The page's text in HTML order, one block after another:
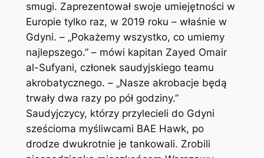
smugi. Zaprezentował swoje umiejętności w
Europie tylko raz, w 2019 roku – właśnie w
Gdyni. – „Pokażemy wszystko, co umiemy
najlepszego.” – mówi kapitan Zayed Omair
al-Sufyani, członek saudyjskiego teamu
akrobatycznego. – „Nasze akrobacje będą
trwały dwa razy po pół godziny.”
Saudyjczycy, którzy przylecieli do Gdyni
sześcioma myśliwcami BAE Hawk, po
drodze dwukrotnie je tankowali. Zrobili